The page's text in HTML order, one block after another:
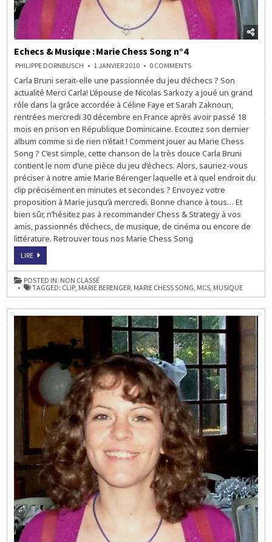
Echecs & Musique : Marie Chess Song n°4
PHILIPPE DORNBUSCH 1 JANVIER 2010 0 COMMENTSON
&
:
MARIE
CHESS
SONG
Carla Bruni serait-elle une passionnée du jeu d’échecs ? Son
actualité Merci Carla! L’épouse de Nicolas Sarkozy a joué un grand
rôle dans la grâce accordée à Céline Faye et Sarah Zaknoun,
rentrées mercredi 30 décembre en France après avoir passé 18
mois en prison en République Dominicaine. Ecoutez son dernier
album comme si de rien n’était ! Comment jouer au Marie Chess
Song ? C’est simple, cette chanson de la très douce Carla Bruni
contient le nom d’une pièce du jeu d’échecs. Alors, sauriez-vous
préciser à notre amie Marie Bérenger laquelle et à quel endroit du
clip précisément en minutes et secondes ? Envoyez votre
proposition à Marie jusqu’à mercredi. Bonne chance à tous… Et
bien sûr, n’hésitez pas à recommander Chess & Strategy à vos
amis, passionnés d’échecs, de musique, de cinéma ou encore de
littérature. Retrouver tous nos Marie Chess Song
LIREECHECS
MUSIQUE
:
MARIE
CHESS
SONG
POSTED IN: NON CLASSÉ
TAGGED: CLIP, MARIE BERENGER, MARIE CHESS SONG, MCS, MUSIQUE